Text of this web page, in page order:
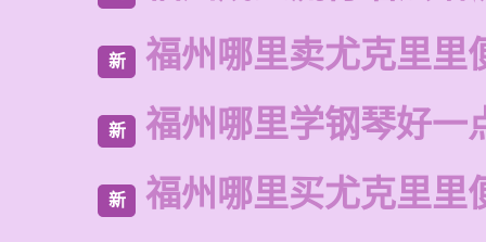
新 福州哪里卖尤克里里
新 福州哪里学钢琴好一
新 福州哪里买尤克里里